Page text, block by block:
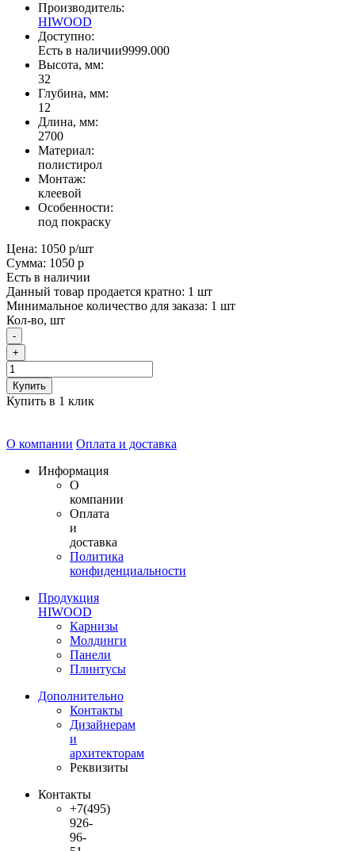
Производитель:
HIWOOD
Доступно:
Есть в наличии9999.000
Высота, мм:
32
Глубина, мм:
12
Длина, мм:
2700
Материал:
полистирол
Монтаж:
клеевой
Особенности:
под покраску
Цена: 1050 р/шт
Сумма: 1050 р
Есть в наличии
Данный товар продается кратно: 1 шт
Минимальное количество для заказа: 1 шт
Кол-во, шт
-
+
Купить
Купить в 1 клик
О компании Оплата и доставка
Информация
О
компании
Оплата
и
доставка
Политика
конфиденциальности
Продукция
HIWOOD
Карнизы
Молдинги
Панели
Плинтусы
Дополнительно
Контакты
Дизайнерам
и
архитекторам
Реквизиты
Контакты
+7(495)
926-
96-